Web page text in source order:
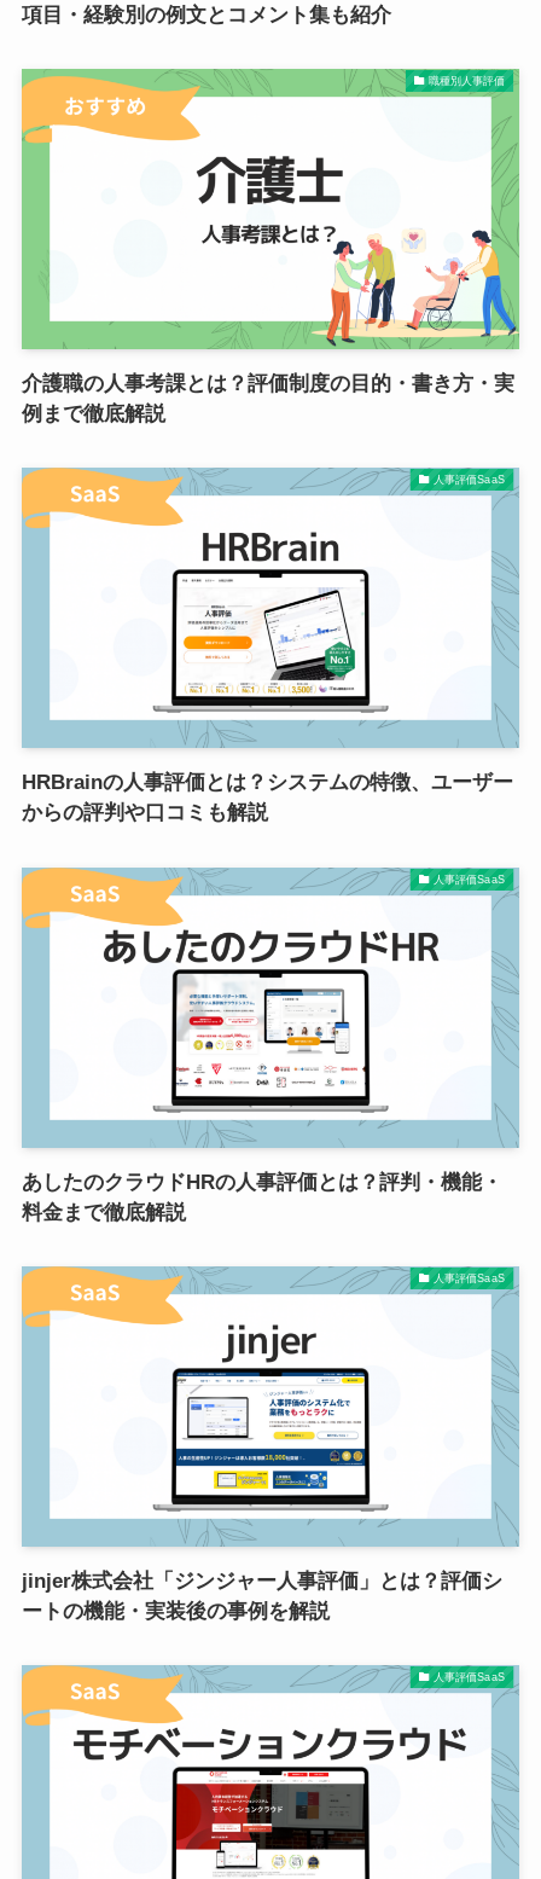
項目・経験別の例文とコメント集も紹介
職種別人事評価
介護職の人事考課とは？評価制度の目的・書き方・実
例まで徹底解説
人事評価SaaS
HRBrainの人事評価とは？システムの特徴、ユーザー
からの評判や口コミも解説
人事評価SaaS
あしたのクラウドHRの人事評価とは？評判・機能・
料金まで徹底解説
人事評価SaaS
jinjer株式会社「ジンジャー人事評価」とは？評価シ
ートの機能・実装後の事例を解説
人事評価SaaS